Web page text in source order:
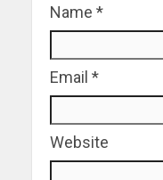
Name *
Email *
Website